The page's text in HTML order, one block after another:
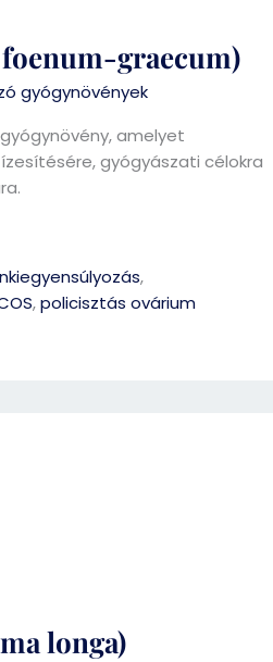
graecum)
gyógynövények
amelyet
gyógyászati célokra
,
,policisztás ovárium
longa)